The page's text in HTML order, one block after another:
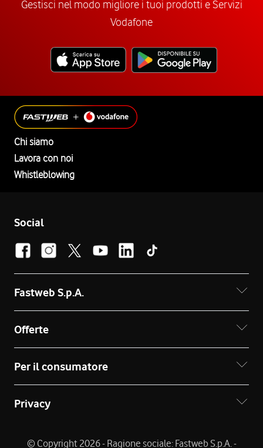
Gestisci nel modo migliore i tuoi prodotti e Servizi
Vodafone
Chi siamo
Lavora con noi
Whistleblowing
Social
Fastweb S.p.A.
Offerte
Per il consumatore
Privacy
© Copyright 2026 - Ragione sociale: Fastweb S.p.A. -